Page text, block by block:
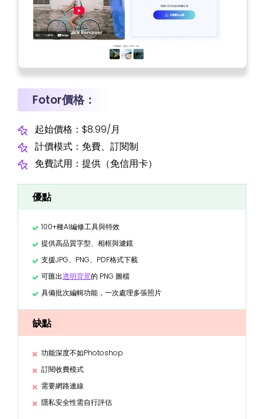
Fotor價格：
起始價格：$8.99/月
計價模式：免費、訂閱制
免費試用：提供（免信用卡）
優點
100+種AI編修工具與特效
提供高品質字型、相框與濾鏡
支援JPG、PNG、PDF格式下載
可匯出透明背景的 PNG 圖檔
具備批次編輯功能，一次處理多張照片
缺點
功能深度不如Photoshop
訂閱收費模式
需要網路連線
隱私安全性需自行評估